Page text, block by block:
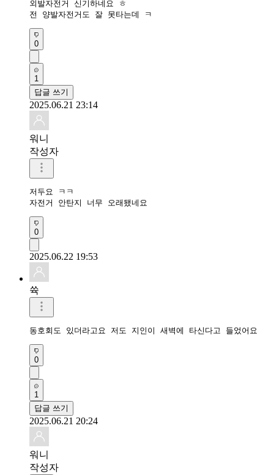
외발자전거 신기하네요 ㅎ
전 양발자전거도 잘 못타는데 ㅋ
0
1
답글 쓰기
2025.06.21 23:14
워니
작성자
저두요 ㅋㅋ
자전거 안탄지 너무 오래됐네요
0
2025.06.22 19:53
쓕
동호회도 있더라고요 저도 지인이 새벽에 타신다고 들었어요
0
1
답글 쓰기
2025.06.21 20:24
워니
작성자